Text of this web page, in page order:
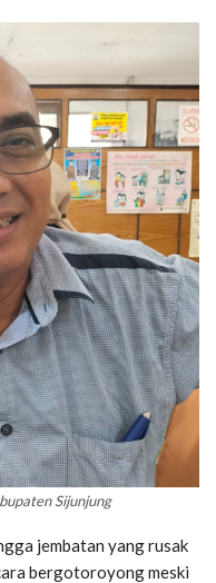
Sijunjung
jembatan yang rusak
bergotoroyong meski